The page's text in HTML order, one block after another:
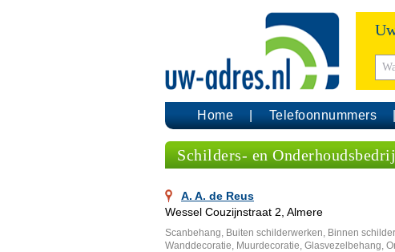
Home Telefoonnummers
Schilders- en
A. A. de Reus
Wessel Couzijnstraat 2, Almere
Scanbehang, Buiten schilderwerken, Binnen
Wanddecoratie, Muurdecoratie, Glasvezelbehang,